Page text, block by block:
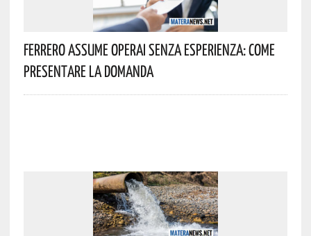
Ferrero Assume Operai Senza Esperienza: Come
Presentare La Domanda